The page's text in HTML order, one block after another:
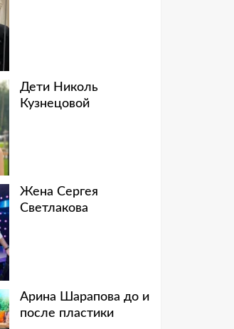
Дети Николь
Кузнецовой
Жена Сергея
Светлакова
Арина Шарапова до и
после пластики